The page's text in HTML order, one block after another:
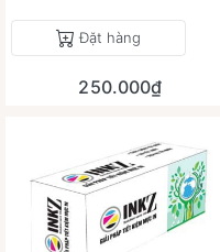
Đặt hàng
250.000₫